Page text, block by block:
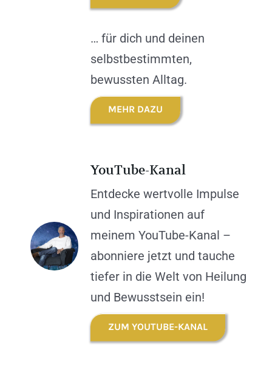
… für dich und deinen
selbstbestimmten,
bewussten Alltag.
MEHR DAZU
YouTube-Kanal
Entdecke wertvolle Impulse
und Inspirationen auf
meinem YouTube-Kanal –
abonniere jetzt und tauche
tiefer in die Welt von Heilung
und Bewusstsein ein!
ZUM YOUTUBE-KANAL